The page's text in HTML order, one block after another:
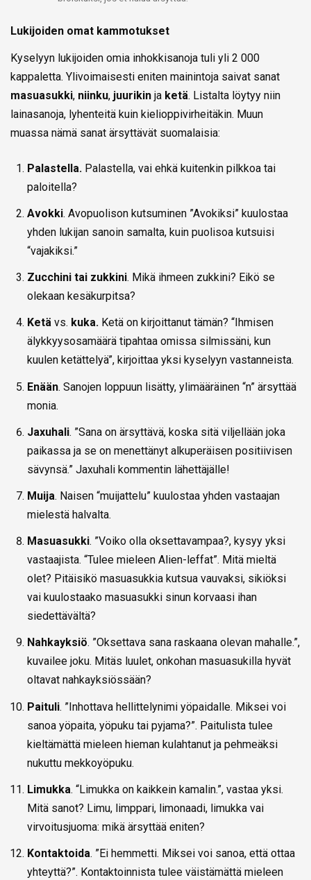
Lukijoiden omat kammotukset
Kyselyyn lukijoiden omia inhokkisanoja tuli yli 2 000
kappaletta. Ylivoimaisesti eniten mainintoja saivat sanat
masuasukki, niinku, juurikin ja ketä. Listalta löytyy niin
lainasanoja, lyhenteitä kuin kielioppivirheitäkin. Muun
muassa nämä sanat ärsyttävät suomalaisia:
Palastella. Palastella, vai ehkä kuitenkin pilkkoa tai
paloitella?
Avokki. Avopuolison kutsuminen ”Avokiksi” kuulostaa
yhden lukijan sanoin samalta, kuin puolisoa kutsuisi
“vajakiksi.”
Zucchini tai zukkini. Mikä ihmeen zukkini? Eikö se
olekaan kesäkurpitsa?
Ketä vs. kuka. Ketä on kirjoittanut tämän? “Ihmisen
älykkyysosamäärä tipahtaa omissa silmissäni, kun
kuulen ketättelyä”, kirjoittaa yksi kyselyyn vastanneista.
Enään. Sanojen loppuun lisätty, ylimääräinen “n” ärsyttää
monia.
Jaxuhali. ”Sana on ärsyttävä, koska sitä viljellään joka
paikassa ja se on menettänyt alkuperäisen positiivisen
sävynsä.” Jaxuhali kommentin lähettäjälle!
Muija. Naisen “muijattelu” kuulostaa yhden vastaajan
mielestä halvalta.
Masuasukki. ”Voiko olla oksettavampaa?, kysyy yksi
vastaajista. “Tulee mieleen Alien-leffat”. Mitä mieltä
olet? Pitäisikö masuasukkia kutsua vauvaksi, sikiöksi
vai kuulostaako masuasukki sinun korvaasi ihan
siedettävältä?
Nahkayksiö. ”Oksettava sana raskaana olevan mahalle.”,
kuvailee joku. Mitäs luulet, onkohan masuasukilla hyvät
oltavat nahkayksiössään?
Paituli. ”Inhottava hellittelynimi yöpaidalle. Miksei voi
sanoa yöpaita, yöpuku tai pyjama?”. Paitulista tulee
kieltämättä mieleen hieman kulahtanut ja pehmeäksi
nukuttu mekkoyöpuku.
Limukka. “Limukka on kaikkein kamalin.”, vastaa yksi.
Mitä sanot? Limu, limppari, limonaadi, limukka vai
virvoitusjuoma: mikä ärsyttää eniten?
Kontaktoida. ”Ei hemmetti. Miksei voi sanoa, että ottaa
yhteyttä?”. Kontaktoinnista tulee väistämättä mieleen